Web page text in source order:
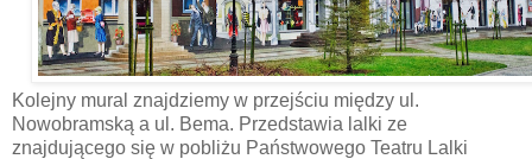
Kolejny mural znajdziemy w przejściu między ul.
Nowobramską a ul. Bema. Przedstawia lalki ze
znajdującego się w pobliżu Państwowego Teatru Lalki